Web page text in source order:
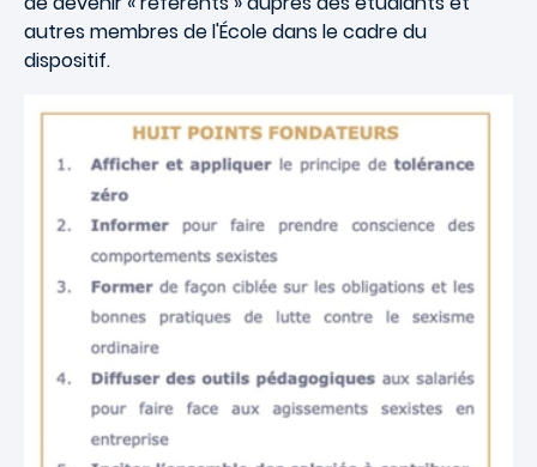
autres membres de l'École dans le cadre du
dispositif.